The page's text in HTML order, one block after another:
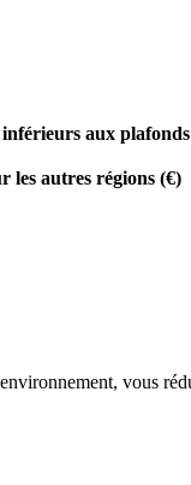
inférieurs aux
les autres régions (€)
vous